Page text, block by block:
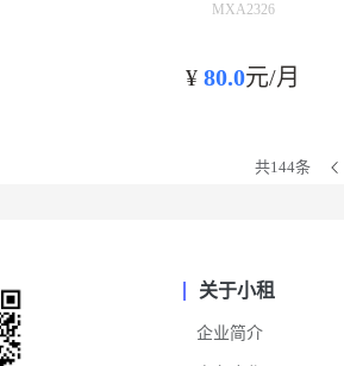
MXA2326
¥ 80.0元/月
共144条
关于小租
企业简介